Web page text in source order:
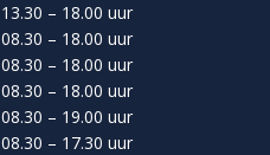
13.30 – 18.00 uur
08.30 – 18.00 uur
08.30 – 18.00 uur
08.30 – 18.00 uur
08.30 – 19.00 uur
08.30 – 17.30 uur